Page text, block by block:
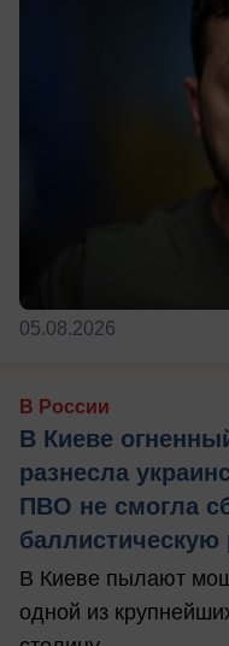
05.08.2026
В России
В Киеве
разнесла
ПВО не смогла
баллистическую
В Киеве пылают
одной из